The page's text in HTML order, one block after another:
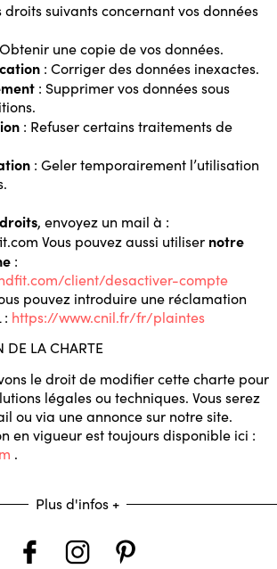
droits suivants concernant vos données
une copie de vos données.
: Corriger des données inexactes.
: Supprimer vos données sous
: Refuser certains traitements de
: Geler temporairement l’utilisation
, envoyez un mail à :
Vous pouvez aussi utiliser notre
:
client/desactiver-compte
pouvez introduire une réclamation
: https://www.cnil.fr/fr/plaintes
LA CHARTE
le droit de modifier cette charte pour
légales ou techniques. Vous serez
ou via une annonce sur notre site.
en vigueur est toujours disponible ici :
.
Plus d'infos+